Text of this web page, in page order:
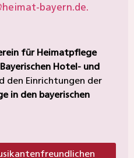
bayern.de.
für Heimatpflege
Bayerischen Hotel- und
den Einrichtungen der
in den bayerischen